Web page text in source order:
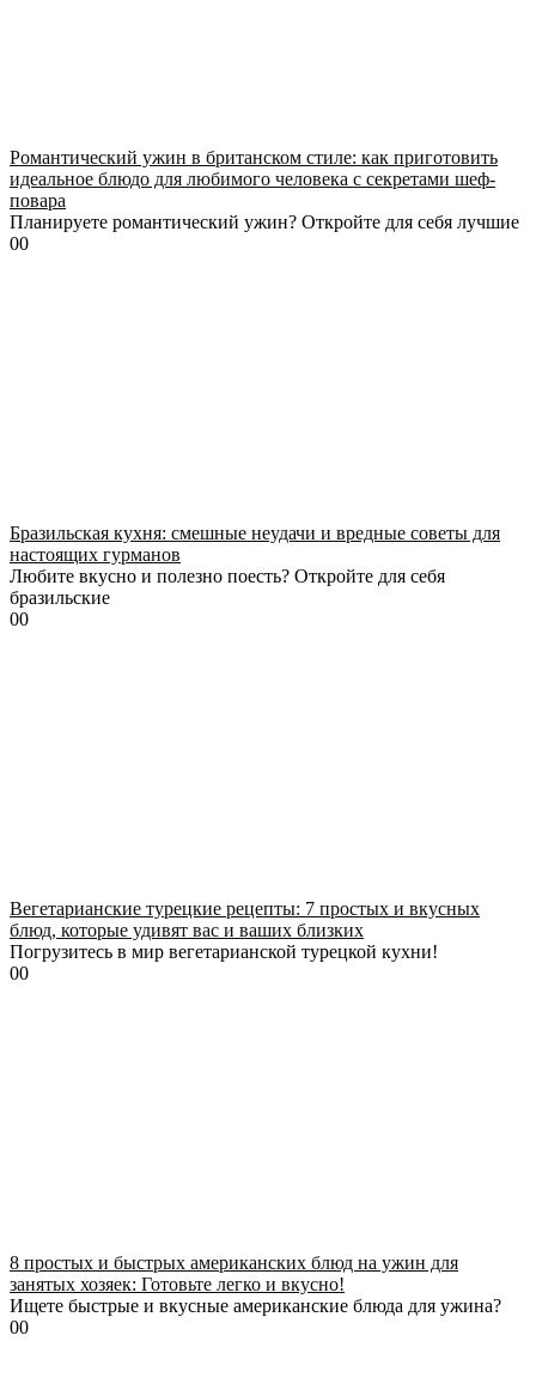
Романтический ужин в британском стиле: как приготовить
идеальное блюдо для любимого человека с секретами шеф-
повара
Планируете романтический ужин? Откройте для себя лучшие
00
Бразильская кухня: смешные неудачи и вредные советы для
настоящих гурманов
Любите вкусно и полезно поесть? Откройте для себя
бразильские
00
Вегетарианские турецкие рецепты: 7 простых и вкусных
блюд, которые удивят вас и ваших близких
Погрузитесь в мир вегетарианской турецкой кухни!
00
8 простых и быстрых американских блюд на ужин для
занятых хозяек: Готовьте легко и вкусно!
Ищете быстрые и вкусные американские блюда для ужина?
00